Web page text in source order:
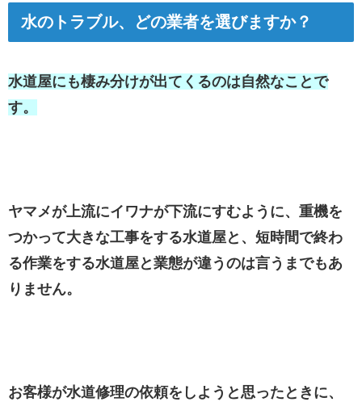
水のトラブル、どの業者を選びますか？
水道屋にも棲み分けが出てくるのは自然なことで
す。
ヤマメが上流にイワナが下流にすむように、重機を
つかって大きな工事をする水道屋と、短時間で終わ
る作業をする水道屋と業態が違うのは言うまでもあ
りません。
お客様が水道修理の依頼をしようと思ったときに、